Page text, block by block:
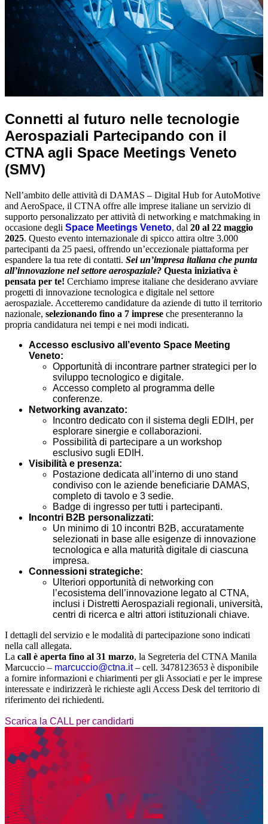
Connetti al futuro nelle tecnologie
Aerospaziali Partecipando con il
CTNA agli Space Meetings Veneto
(SMV)
Nell’ambito delle attività di DAMAS – Digital Hub for AutoMotive
and AeroSpace, il CTNA offre alle imprese italiane un servizio di
supporto personalizzato per attività di networking e matchmaking in
occasione degli Space Meetings Veneto, dal 20 al 22 maggio
2025. Questo evento internazionale di spicco attira oltre 3.000
partecipanti da 25 paesi, offrendo un’eccezionale piattaforma per
espandere la tua rete di contatti. Sei un’impresa italiana che punta
all’innovazione nel settore aerospaziale? Questa iniziativa è
pensata per te! Cerchiamo imprese italiane che desiderano avviare
progetti di innovazione tecnologica e digitale nel settore
aerospaziale. Accetteremo candidature da aziende di tutto il territorio
nazionale, selezionando fino a 7 imprese che presenteranno la
propria candidatura nei tempi e nei modi indicati.
Accesso esclusivo all’evento Space Meeting
Veneto:
Opportunità di incontrare partner strategici per lo
sviluppo tecnologico e digitale.
Accesso completo al programma delle
conferenze.
Networking avanzato:
Incontro dedicato con il sistema degli EDIH, per
esplorare sinergie e collaborazioni.
Possibilità di partecipare a un workshop
esclusivo sugli EDIH.
Visibilità e presenza:
Postazione dedicata all’interno di uno stand
condiviso con le aziende beneficiarie DAMAS,
completo di tavolo e 3 sedie.
Badge di ingresso per tutti i partecipanti.
Incontri B2B personalizzati:
Un minimo di 10 incontri B2B, accuratamente
selezionati in base alle esigenze di innovazione
tecnologica e alla maturità digitale di ciascuna
impresa.
Connessioni strategiche:
Ulteriori opportunità di networking con
l’ecosistema dell’innovazione legato al CTNA,
inclusi i Distretti Aerospaziali regionali, università,
centri di ricerca e altri attori istituzionali chiave.
I dettagli del servizio e le modalità di partecipazione sono indicati
nella call allegata.
La call è aperta fino al 31 marzo, la Segreteria del CTNA Manila
Marcuccio – marcuccio@ctna.it– cell. 3478123653 è disponibile
a fornire informazioni e chiarimenti per gli Associati e per le imprese
interessate e indirizzerà le richieste agli Access Desk del territorio di
riferimento dei richiedenti.
Scarica la CALL per candidarti